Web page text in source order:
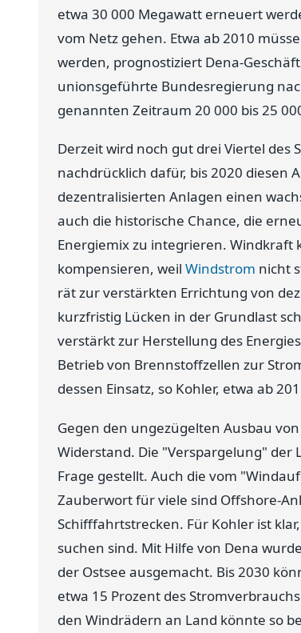
etwa 30 000 Megawatt erneuert
vom Netz gehen. Etwa ab 2010
werden, prognostiziert Dena-
unionsgeführte Bundesregierung
genannten Zeitraum 20 000 bis 25
Derzeit wird noch gut drei Viertel
nachdrücklich dafür, bis 2020 diesen
dezentralisierten Anlagen einen
auch die historische Chance, die
Energiemix zu integrieren. Windkraft
kompensieren, weil Windstrom nicht
rät zur verstärkten Errichtung von
kurzfristig Lücken in der Grundlast
verstärkt zur Herstellung des
Betrieb von Brennstoffzellen zur
dessen Einsatz, so Kohler, etwa ab
Gegen den ungezügelten Ausbau
Widerstand. Die "Verspargelung"
Frage gestellt. Auch die vom
Zauberwort für viele sind Offshore-
Schifffahrtstrecken. Für Kohler ist
suchen sind. Mit Hilfe von Dena
der Ostsee ausgemacht. Bis 2030
etwa 15 Prozent des
den Windrädern an Land könnte so